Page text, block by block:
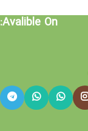
Avalible On: